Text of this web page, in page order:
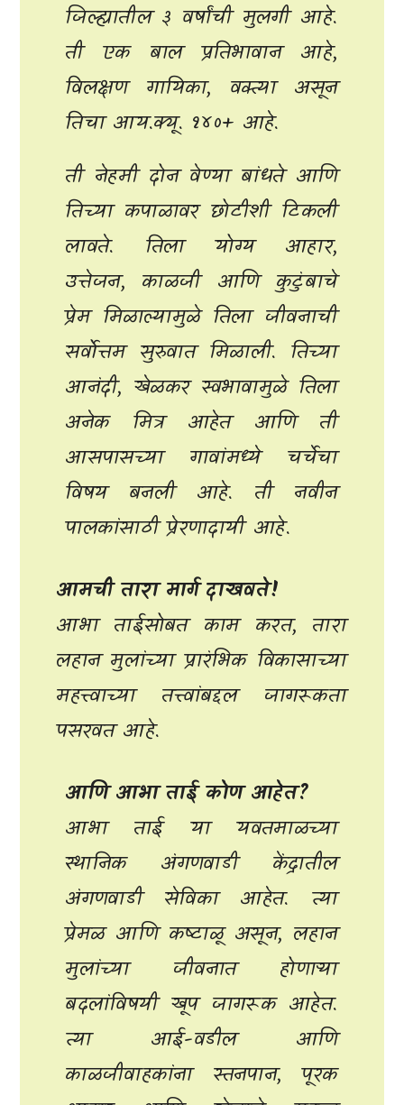
जिल्ह्यातील ३ वर्षांची मुलगी आहे.
ती एक बाल प्रतिभावान आहे,
विलक्षण गायिका, वक्त्या असून
तिचा आय.क्यू. १४०+ आहे.
ती नेहमी दोन वेण्या बांधते आणि
तिच्या कपाळावर छोटीशी टिकली
लावते. तिला योग्य आहार,
उत्तेजन, काळजी आणि कुटुंबाचे
प्रेम मिळाल्यामुळे तिला जीवनाची
सर्वोत्तम सुरुवात मिळाली. तिच्या
आनंदी, खेळकर स्वभावामुळे तिला
अनेक मित्र आहेत आणि ती
आसपासच्या गावांमध्ये चर्चेचा
विषय बनली आहे. ती नवीन
पालकांसाठी प्रेरणादायी आहे.
आमची तारा मार्ग दाखवते!
आभा ताईसोबत काम करत, तारा
लहान मुलांच्या प्रारंभिक विकासाच्या
महत्त्वाच्या तत्त्वांबद्दल जागरूकता
पसरवत आहे.
आणि आभा ताई कोण आहेत?
आभा ताई या यवतमाळच्या
स्थानिक अंगणवाडी केंद्रातील
अंगणवाडी सेविका आहेत. त्या
प्रेमळ आणि कष्टाळू असून, लहान
मुलांच्या जीवनात होणाऱ्या
बदलांविषयी खूप जागरूक आहेत.
त्या आई-वडील आणि
काळजीवाहकांना स्तनपान, पूरक